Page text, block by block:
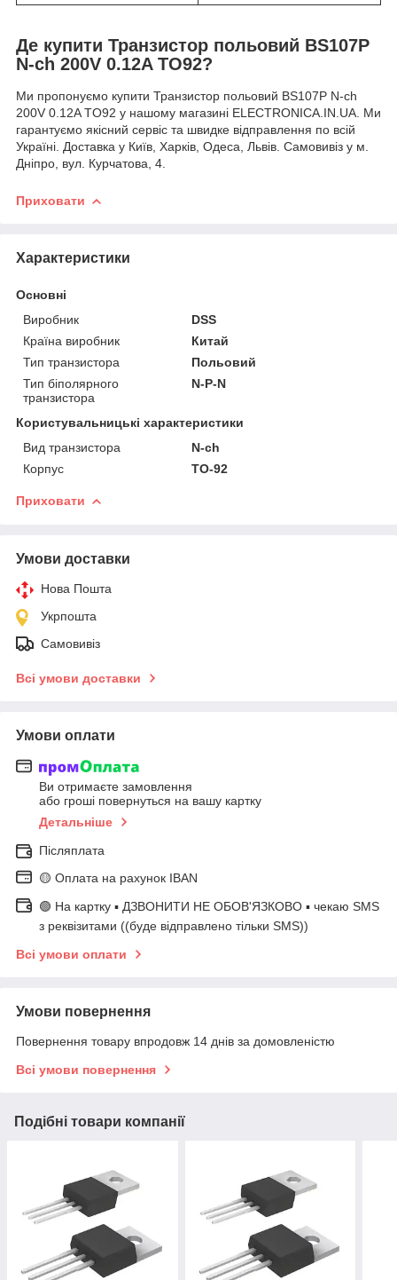
Де купити Транзистор польовий BS107P
N-ch 200V 0.12A TO92?
Ми пропонуємо купити Транзистор польовий BS107P N-ch
200V 0.12A TO92 у нашому магазині ELECTRONICA.IN.UA. Ми
гарантуємо якісний сервіс та швидке відправлення по всій
Україні. Доставка у Київ, Харків, Одеса, Львів. Самовивіз у м.
Дніпро, вул. Курчатова, 4.
Приховати
Характеристики
Основні
Виробник
DSS
Країна виробник
Китай
Тип транзистора
Польовий
Тип біполярного
транзистора
N-P-N
Користувальницькі характеристики
Вид транзистора
N-ch
Корпус
TO-92
Приховати
Умови доставки
Нова Пошта
Укрпошта
Самовивіз
Всі умови доставки
Умови оплати
Ви отримаєте замовлення
або гроші повернуться на вашу картку
Детальніше
Післяплата
🟡 Оплата на рахунок IBAN
🟢 На картку ▪️ ДЗВОНИТИ НЕ ОБОВ'ЯЗКОВО ▪️ чекаю SMS
з реквізитами ((буде відправлено тільки SMS))
Всі умови оплати
Умови повернення
Повернення товару впродовж 14 днів за домовленістю
Всі умови повернення
Подібні товари компанії